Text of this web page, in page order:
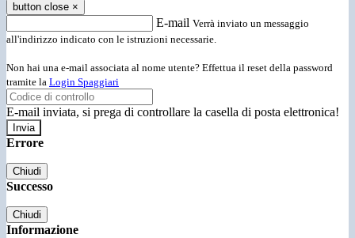
button close ×
E-mail Verrà inviato un messaggio
all'indirizzo indicato con le istruzioni necessarie.
Non hai una e-mail associata al nome utente? Effettua il reset della password
tramite la Login Spaggiari
E-mail inviata, si prega di controllare la casella di posta elettronica!
Errore
Chiudi
Successo
Chiudi
Informazione